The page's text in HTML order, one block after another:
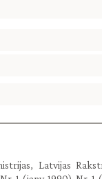
Latvijas